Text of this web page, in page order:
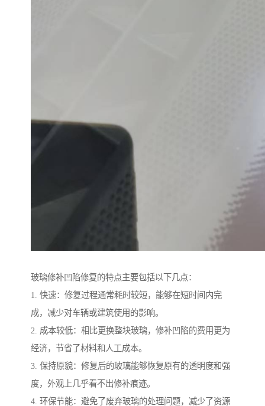
玻璃修补凹陷修复的特点主要包括以下几点：
1. 快速：修复过程通常耗时较短，能够在短时间内完
成，减少对车辆或建筑使用的影响。
2. 成本较低：相比更换整块玻璃，修补凹陷的费用更为
经济，节省了材料和人工成本。
3. 保持原貌：修复后的玻璃能够恢复原有的透明度和强
度，外观上几乎看不出修补痕迹。
4. 环保节能：避免了废弃玻璃的处理问题，减少了资源